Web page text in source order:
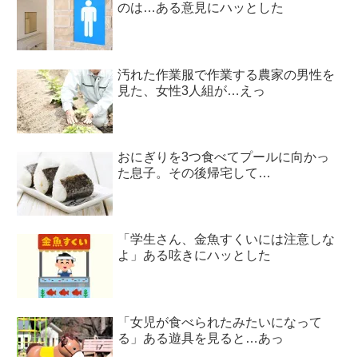
のは…ある意見にハッとした
汚れた作業服で作業する農家の男性を
見た、女性3人組が…えっ
おにぎりを3つ食べてプールに向かっ
た息子。その後帰宅して…
「学生さん、金魚すくいには注意しな
よ」ある呟きにハッとした
「女児が食べられたみたいになって
る」ある遊具を見ると…あっ